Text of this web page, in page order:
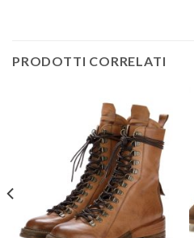
PRODOTTI CORRELATI